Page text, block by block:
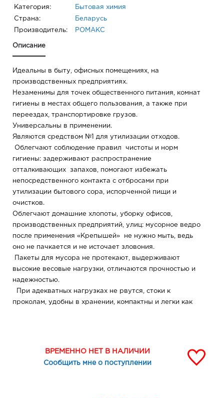
Категория: Бытовая химия
Страна: Беларусь
Производитель: РОМАКС
Описание
Идеальны в быту, офисных помещениях, на
производственных предприятиях.
Незаменимы для точек общественного питания, комнат
гигиены в местах общего пользования, а также при
переездах, транспортировке грузов.
Универсальны в применении.
Являются средством №1 для утилизации отходов.
Облегчают соблюдение правил чистоты и норм
гигиены: задерживают распространение
отталкивающих запахов, помогают избежать
непосредственного контакта с отбросами при
утилизации бытового сора, испорченной пищи и
очистков.
Облегчают домашние хлопоты, уборку офисов,
производственных предприятий, улиц: мусорное ведро
после применения «Крепышей» не нужно мыть, ведь
оно не пачкается и не источает зловония.
Пакеты для мусора не протекают, выдерживают
высокие весовые нагрузки, отличаются прочностью и
надежностью.
При адекватных нагрузках не рвутся, стоки к
проколам, удобны в хранении, компактны и легки как
ВРЕМЕННО НЕТ В НАЛИЧИИ
Сообщить мне о поступлении